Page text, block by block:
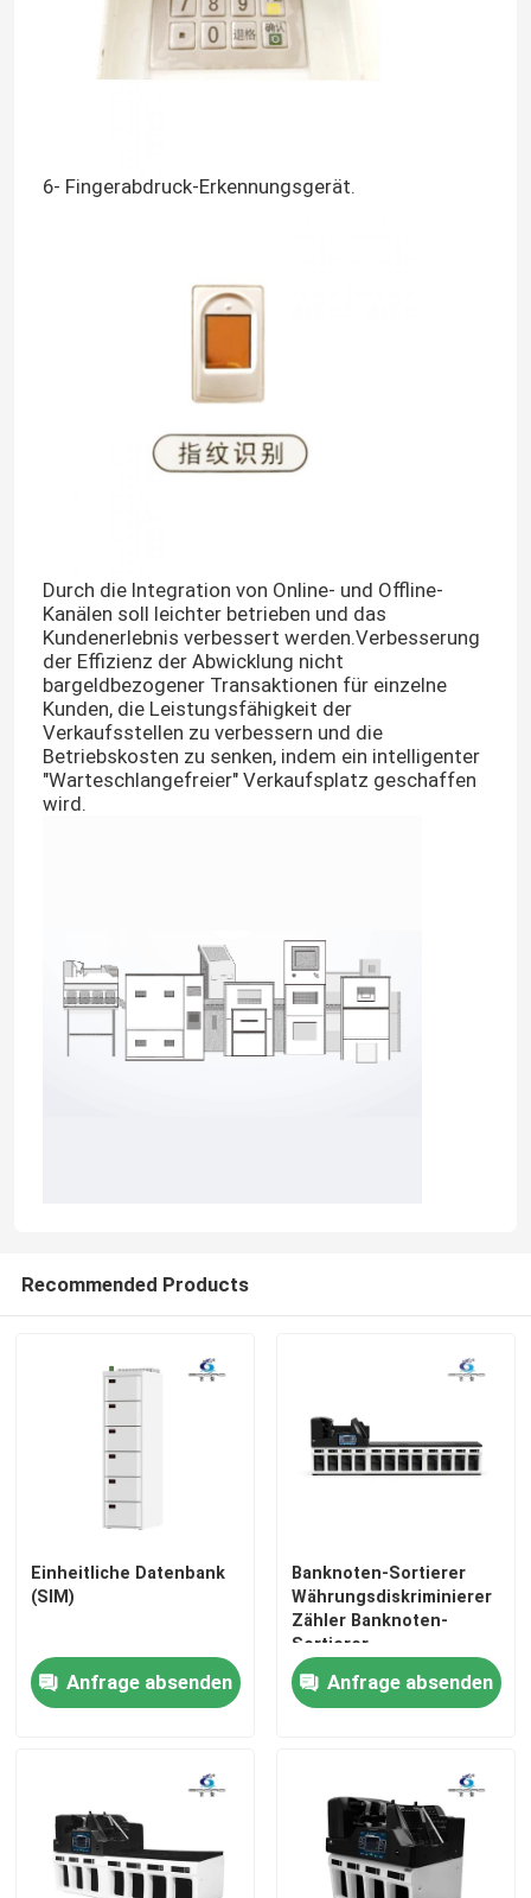
6- Fingerabdruck-Erkennungsgerät.
Durch die Integration von Online- und Offline-
Kanälen soll leichter betrieben und das
Kundenerlebnis verbessert werden.Verbesserung
der Effizienz der Abwicklung nicht
bargeldbezogener Transaktionen für einzelne
Kunden, die Leistungsfähigkeit der
Verkaufsstellen zu verbessern und die
Betriebskosten zu senken, indem ein intelligenter
"Warteschlangefreier" Verkaufsplatz geschaffen
wird.
Recommended Products
Einheitliche Datenbank
(SIM)
Anfrage absenden
Banknoten-Sortierer
Währungsdiskriminierer
Zähler Banknoten-
Sortierer
Geldwertzähler mit SN-
Lesung CIS
Anfrage absenden